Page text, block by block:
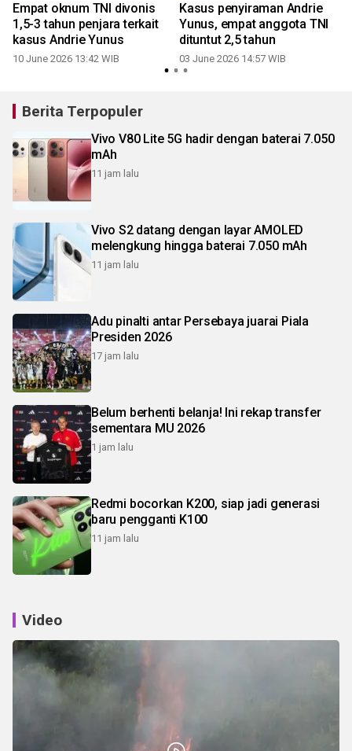
Empat oknum TNI divonis
1,5-3 tahun penjara terkait
kasus Andrie Yunus
10 June 2026 13:42 WIB
Kasus penyiraman Andrie
Yunus, empat anggota TNI
dituntut 2,5 tahun
03 June 2026 14:57 WIB
Berita Terpopuler
Vivo V80 Lite 5G hadir dengan baterai 7.050
mAh
11 jam lalu
Vivo S2 datang dengan layar AMOLED
melengkung hingga baterai 7.050 mAh
11 jam lalu
Adu pinalti antar Persebaya juarai Piala
Presiden 2026
17 jam lalu
Belum berhenti belanja! Ini rekap transfer
sementara MU 2026
1 jam lalu
Redmi bocorkan K200, siap jadi generasi
baru pengganti K100
11 jam lalu
Video